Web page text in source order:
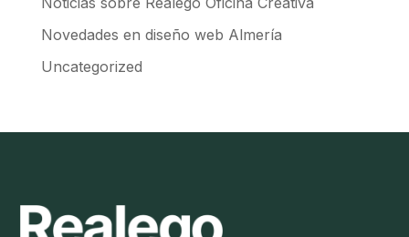
Novedades en diseño web Almería
Uncategorized